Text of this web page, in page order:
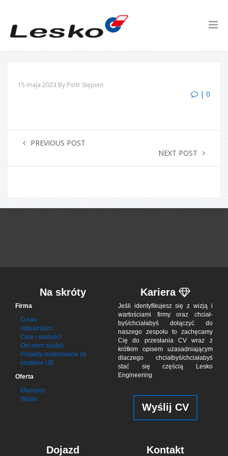
15 maja 2023 By Piotr Stępień
| 0
PREVIOUS POST
NEXT POST
Na skróty
Firma
O nas
Aktualności
Cele i wartości
Oni nam zaufali
Projekty realizowane ze
środków UE
Oferta
Maszyny
Wózki
Kariera
Jeśli iden­tyfi­ku­jesz się z wizją i
war­to­ściami firmy oraz chciał­
byś/chciał­abyś dołą­czyć do
naszego zes­połu to zachę­camy
Cię do przes­łania CV wraz z
krótkim opisem uzasad­niającym
dla­czego chciał­byś/chciała­byś
stać się czę­ścią Lesko
Engineering
Wyślij CV
Dojazd Kontakt